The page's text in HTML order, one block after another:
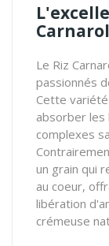
Le Riz
passionnés
Cette
absorber les
complexes
un grain qui
au coeur,
libération
crémeuse